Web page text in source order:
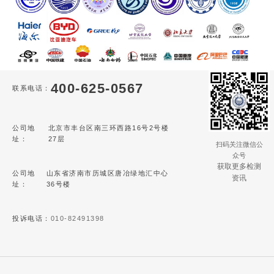
联系电话： 400-625-0567
公司地
址：
北京市丰台区南三环西路16号2号楼
27层
公司地
址：
山东省济南市历城区唐冶绿地汇中心
36号楼
投诉电话： 010-82491398
扫码关注微信公
众号
获取更多检测
资讯